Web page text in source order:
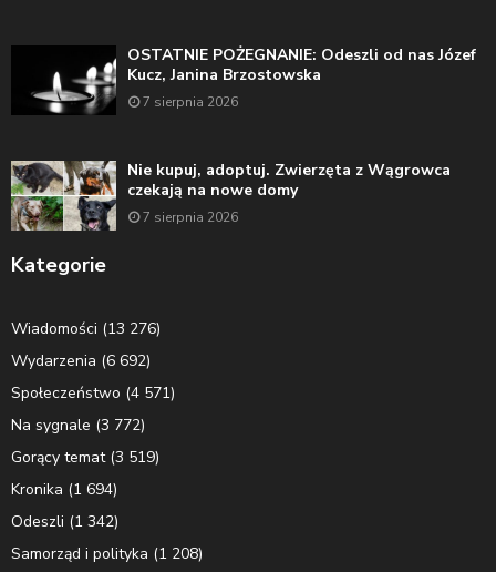
OSTATNIE POŻEGNANIE: Odeszli od nas Józef
Kucz, Janina Brzostowska
7 sierpnia 2026
Nie kupuj, adoptuj. Zwierzęta z Wągrowca
czekają na nowe domy
7 sierpnia 2026
Kategorie
Wiadomości (13 276)
Wydarzenia (6 692)
Społeczeństwo (4 571)
Na sygnale (3 772)
Gorący temat(3 519)
Kronika (1 694)
Odeszli (1 342)
Samorząd i polityka (1 208)